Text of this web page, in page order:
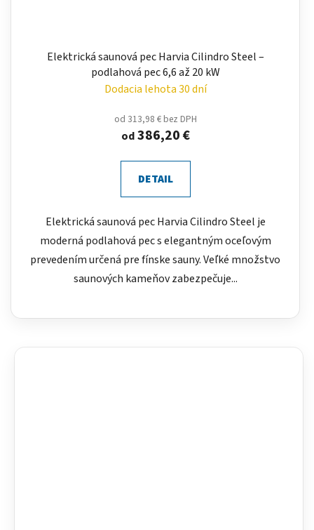
Elektrická saunová pec Harvia Cilindro Steel –
podlahová pec 6,6 až 20 kW
Dodacia lehota 30 dní
od 313,98 € bez DPH
od386,20 €
DETAIL
Elektrická saunová pec Harvia Cilindro Steel je
moderná podlahová pec s elegantným oceľovým
prevedením určená pre fínske sauny. Veľké množstvo
saunových kameňov zabezpečuje...